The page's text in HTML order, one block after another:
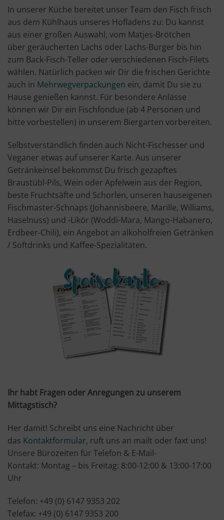
In unserer Küche bereitet unser Team den Fisch frisch
aus dem Kühlhaus unseres Hofladens zu: Du kannst
aus einer großen Auswahl, vom Matjes-Brötchen
über geräucherten Lachs oder Lachs-Burger bis hin
zum Back-Fisch-Teller oder verschiedenen Fisch-Filets
wählen. Natürlich packen wir Dir die frischen Gerichte
auch in Mehrwegverpackungen ein, damit Du sie zu
Hause genießen kannst. Für besondere Anlässe
können wir Dir ein Fischfondue (ab 4 Personen und
bitte vorbestellen) in unserem Biergarten vorbereiten.
Selbstverständlich finden auch Nicht-Fischesser und
Veganer etwas auf unserer Karte. Aus unserer
Getränkeinsel bekommst Du frisch gezapftes
Braustübl-Pils, Wein oder Apfelwein aus der Region,
beste Fruchtsäfte und Schorlen, unseren hauseigenen
Fischmaster-Schnaps (Johannisbeere, Marille, Williams,
Haselnuss) und -Likör (Woddi-Mara, Mango-Habanero,
Erdbeer-Chili), ein Angebot an alkoholfreien Getränken
/ Softdrinks und Kaffee-Spezialitäten.
Ihr habt Fragen oder Anregungen zu unserem
Mittagstisch?
Her damit! Schreibt uns eine Nachricht über
das Kontaktformular, ruft uns an mailt oder faxt uns!
Unsere Bürozeiten für Telefon & E-Mail-
Kontakt: Montag – bis Freitag: 8:00-12:00 & 13:00-17:00
Uhr
Telefon: +49 (0) 6147 9353 202
Telefax: +49 (0) 6147 9353 200